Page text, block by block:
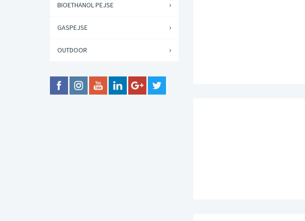
BIOETHANOL PEJSE
GASPEJSE
OUTDOOR